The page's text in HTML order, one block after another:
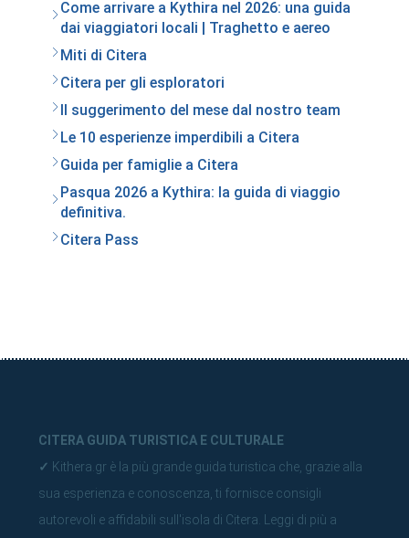
Come arrivare a Kythira nel 2026: una guida
dai viaggiatori locali | Traghetto e aereo
Miti di Citera
Citera per gli esploratori
Il suggerimento del mese dal nostro team
Le 10 esperienze imperdibili a Citera
Guida per famiglie a Citera
Pasqua 2026 a Kythira: la guida di viaggio
definitiva.
Citera Pass
CITERA GUIDA TURISTICA E CULTURALE
✓ Kithera.gr è la più grande guida turistica che, grazie alla
sua esperienza e conoscenza, ti fornisce consigli
autorevoli e affidabili sull'isola di Citera.
Leggi di più a